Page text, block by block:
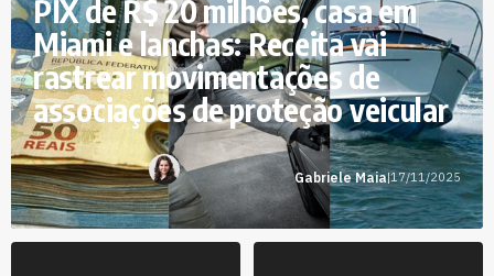
PIX de R$ 20 milhões, casa em
Miami e lanchas: Receita vai
rastrear movimentações de
associações de proteção veicular
Gabriele Maia|17/11/2025